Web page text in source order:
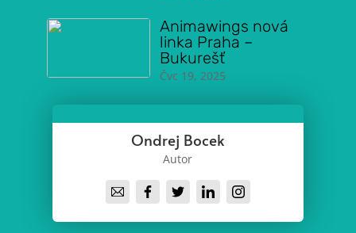
Animawings nová
linka Praha –
Bukurešť
Čvc 19, 2025
Ondrej Bocek
Autor